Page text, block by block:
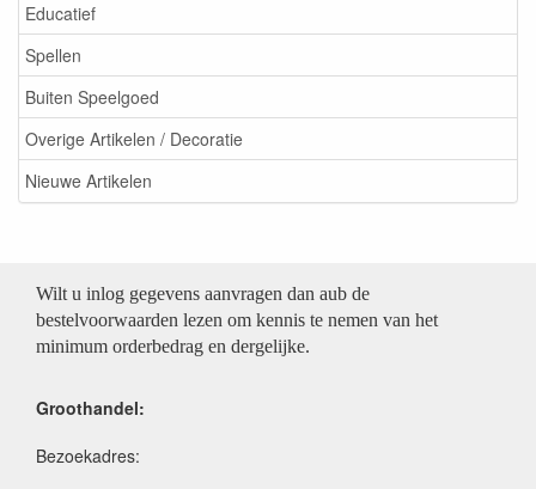
Educatief
Spellen
Buiten Speelgoed
Overige Artikelen / Decoratie
Nieuwe Artikelen
Wilt u inlog gegevens aanvragen dan aub de
bestelvoorwaarden lezen om kennis te nemen van het
minimum orderbedrag en dergelijke.
Groothandel:
Bezoekadres: